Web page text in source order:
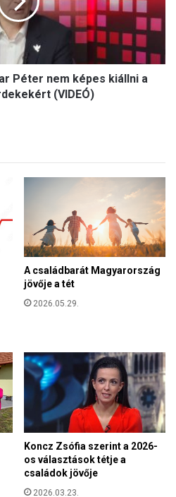
Péter nem képes kiállni a
(VIDEÓ)
A családbarát Magyarország
jövője a tét
2026.05.29.
Koncz Zsófia szerint a 2026-
os választások tétje a
családok jövője
2026.03.23.